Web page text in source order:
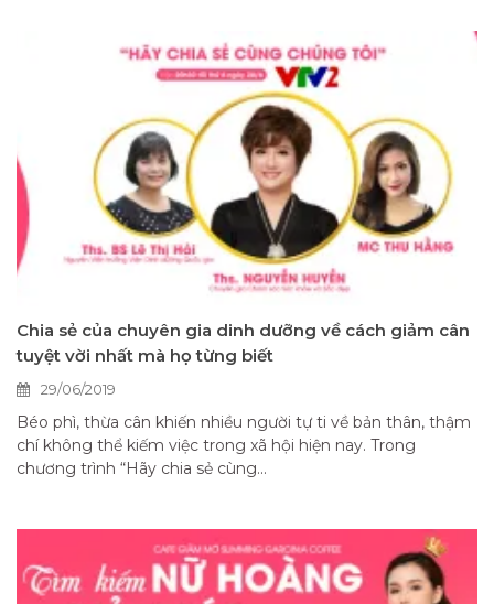
Chia sẻ của chuyên gia dinh dưỡng về cách giảm cân
tuyệt vời nhất mà họ từng biết
29/06/2019
Béo phì, thừa cân khiến nhiều người tự ti về bản thân, thậm
chí không thể kiếm việc trong xã hội hiện nay. Trong
chương trình “Hãy chia sẻ cùng...